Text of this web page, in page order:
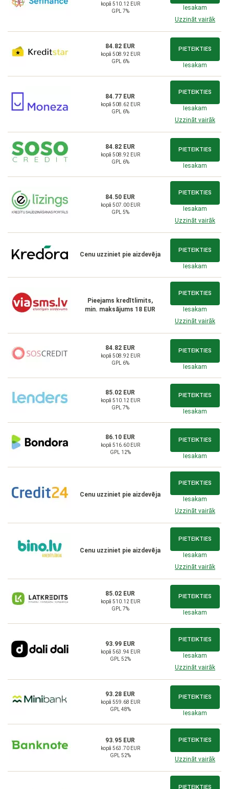
kopā 510.12 EUR
GPL 7%
Iesakam
Uzzināt vairāk
84.82 EUR
kopā 508.92 EUR
GPL 6%
PIETEIKTIES
Iesakam
84.77 EUR
kopā 508.62 EUR
GPL 6%
PIETEIKTIES
Iesakam
Uzzināt vairāk
84.82 EUR
kopā 508.92 EUR
GPL 6%
PIETEIKTIES
Iesakam
84.50 EUR
kopā 507.00 EUR
GPL 5%
PIETEIKTIES
Iesakam
Uzzināt vairāk
Cenu uzziniet pie aizdevēja
PIETEIKTIES
Iesakam
Pieejams kredītlimits,
min. maksājums 18 EUR
PIETEIKTIES
Iesakam
Uzzināt vairāk
84.82 EUR
kopā 508.92 EUR
GPL 6%
PIETEIKTIES
Iesakam
85.02 EUR
kopā 510.12 EUR
GPL 7%
PIETEIKTIES
Iesakam
86.10 EUR
kopā 516.60 EUR
GPL 12%
PIETEIKTIES
Iesakam
Cenu uzziniet pie aizdevēja
PIETEIKTIES
Iesakam
Uzzināt vairāk
Cenu uzziniet pie aizdevēja
PIETEIKTIES
Iesakam
Uzzināt vairāk
85.02 EUR
kopā 510.12 EUR
GPL 7%
PIETEIKTIES
Iesakam
93.99 EUR
kopā 563.94 EUR
GPL 52%
PIETEIKTIES
Iesakam
Uzzināt vairāk
93.28 EUR
kopā 559.68 EUR
GPL 48%
PIETEIKTIES
Iesakam
93.95 EUR
kopā 563.70 EUR
GPL 52%
PIETEIKTIES
Uzzināt vairāk
PIETEIKTIES